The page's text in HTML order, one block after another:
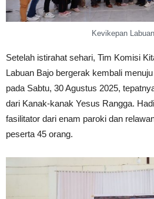
Kevikepan
Setelah istirahat sehari, Tim Komisi
Labuan Bajo bergerak kembali
pada Sabtu, 30 Agustus 2025,
dari Kanak-kanak Yesus Rangga.
fasilitator dari enam paroki dan
peserta 45 orang.